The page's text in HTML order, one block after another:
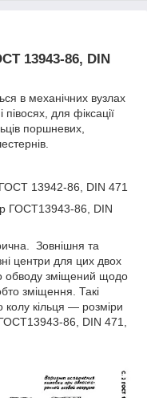
13943-86, DIN
в механічних вузлах
для фіксації
поршневих,
13942-86, DIN 471
ГОСТ13943-86, DIN
Зовнішня та
центри для цих двох
обводу зміщений щодо
зміщення. Такі
колу кільця — розміри
86, DIN 471,